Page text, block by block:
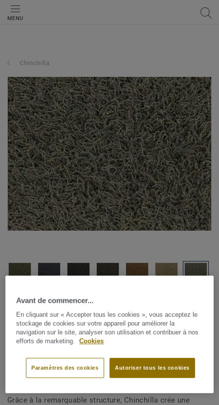
MENU
Chinchilla
Rouleaux de moquette|Carpettes sur mesure
Chinchilla - Chinchilla New
B156 190
Grâce à la remarquable structure, Chinchilla crée une
Avant de commencer...
En cliquant sur « Accepter tous les cookies », vous acceptez le
stockage de cookies sur votre appareil pour améliorer la
navigation sur le site, analyser son utilisation et contribuer à nos
efforts de marketing.
Cookies
Autoriser tous les cookies
Paramètres des cookies